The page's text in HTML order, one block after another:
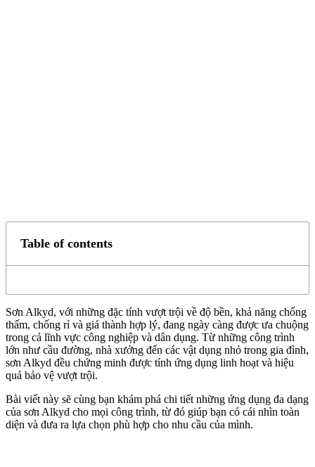
Table of contents
Sơn Alkyd, với những đặc tính vượt trội về độ bền, khả năng chống
thấm, chống rỉ và giá thành hợp lý, đang ngày càng được ưa chuộng
trong cả lĩnh vực công nghiệp và dân dụng. Từ những công trình
lớn như cầu đường, nhà xưởng đến các vật dụng nhỏ trong gia đình,
sơn Alkyd đều chứng minh được tính ứng dụng linh hoạt và hiệu
quả bảo vệ vượt trội.
Bài viết này sẽ cùng bạn khám phá chi tiết những ứng dụng đa dạng
của sơn Alkyd cho mọi công trình, từ đó giúp bạn có cái nhìn toàn
diện và đưa ra lựa chọn phù hợp cho nhu cầu của mình.